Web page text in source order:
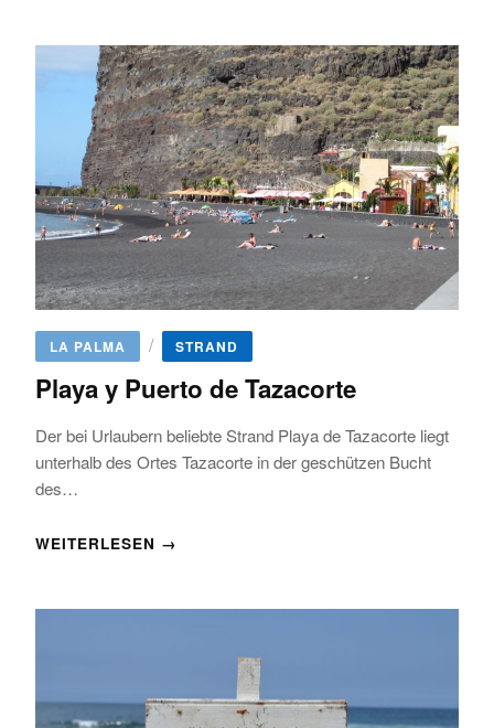
LA PALMA / STRAND
Playa y Puerto de Tazacorte
Der bei Urlaubern beliebte Strand Playa de Tazacorte liegt
unterhalb des Ortes Tazacorte in der geschützen Bucht
des…
WEITERLESEN →